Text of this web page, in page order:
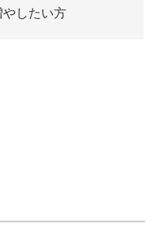
したい方